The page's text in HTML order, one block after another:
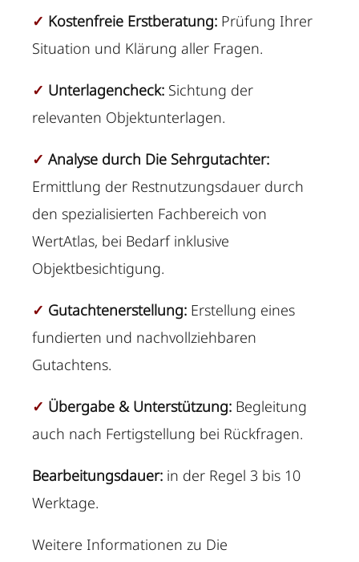
✓ Kostenfreie Erstberatung: Prüfung Ihrer
Situation und Klärung aller Fragen.
✓ Unterlagencheck: Sichtung der
relevanten Objektunterlagen.
✓Analyse durch Die Sehrgutachter:
Ermittlung der Restnutzungsdauer durch
den spezialisierten Fachbereich von
WertAtlas, bei Bedarf inklusive
Objektbesichtigung.
✓ Gutachtenerstellung: Erstellung eines
fundierten und nachvollziehbaren
Gutachtens.
✓ Übergabe & Unterstützung: Begleitung
auch nach Fertigstellung bei Rückfragen.
Bearbeitungsdauer: in der Regel 3 bis 10
Werktage.
Weitere Informationen zu Die